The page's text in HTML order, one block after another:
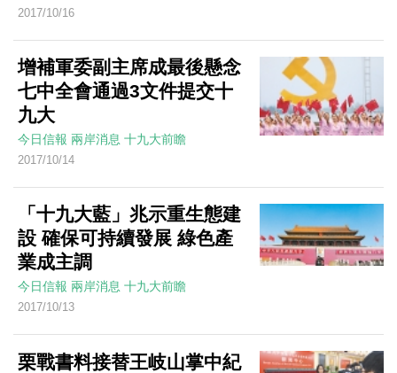
2017/10/16
增補軍委副主席成最後懸念
七中全會通過3文件提交十
九大
今日信報 兩岸消息 十九大前瞻
2017/10/14
「十九大藍」兆示重生態建
設 確保可持續發展 綠色產
業成主調
今日信報 兩岸消息 十九大前瞻
2017/10/13
栗戰書料接替王岐山掌中紀